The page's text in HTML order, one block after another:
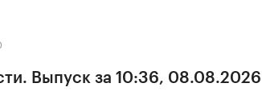
Выпуск за 10:36, 08.08.2026